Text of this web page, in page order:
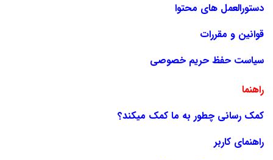
دستورالعمل های محتوا
قوانین و مقررات
سیاست حفظ حریم خصوصی
راهنما
کمک رسانی چطور به ما کمک میکند؟
راهنمای کاربر